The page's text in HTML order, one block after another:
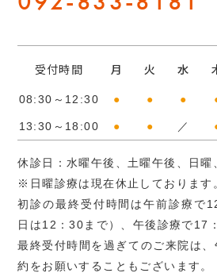
受付時間 月 火 水
08:30～12:30 ● ● ●
13:30～18:00 ● ● ／
休診日：水曜午後、土曜午後、日曜
※日曜診療は現在休止しております
初診の最終受付時間は午前診療で
日は12：30まで）、午後診療で17
最終受付時間を過ぎてのご来院は
約をお願いすることもございます。